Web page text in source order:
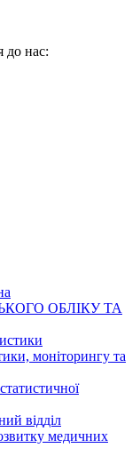
до нас:
ОБЛІКУ ТА
моніторингу та
відділ
медичних